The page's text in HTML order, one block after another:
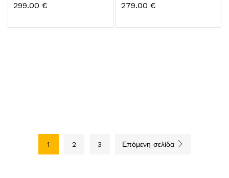
299.00 € 279.00 €
1 2 3 Επόμενη σελίδα